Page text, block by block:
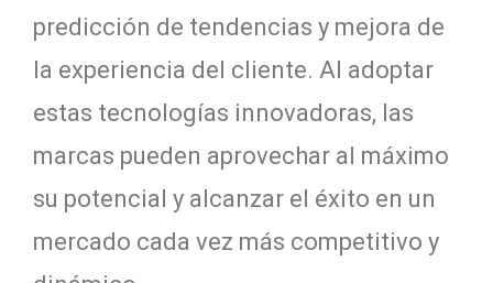
predicción de tendencias y mejora de
la experiencia del cliente. Al adoptar
estas tecnologías innovadoras, las
marcas pueden aprovechar al máximo
su potencial y alcanzar el éxito en un
mercado cada vez más competitivo y